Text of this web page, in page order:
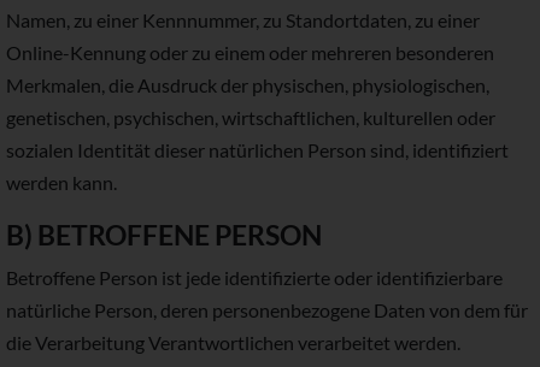
Namen, zu einer Kennnummer, zu Standortdaten, zu einer
Online-Kennung oder zu einem oder mehreren besonderen
Merkmalen, die Ausdruck der physischen, physiologischen,
genetischen, psychischen, wirtschaftlichen, kulturellen oder
sozialen Identität dieser natürlichen Person sind, identifiziert
werden kann.
B) BETROFFENE PERSON
Betroffene Person ist jede identifizierte oder identifizierbare
natürliche Person, deren personenbezogene Daten von dem für
die Verarbeitung Verantwortlichen verarbeitet werden.